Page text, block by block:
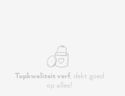
Topkwaliteit verf, dekt goed
op alles!